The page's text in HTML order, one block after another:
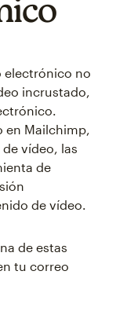
electrónico no
incrustado,
en Mailchimp,
vídeo, las
de
de vídeo.
de estas
tu correo